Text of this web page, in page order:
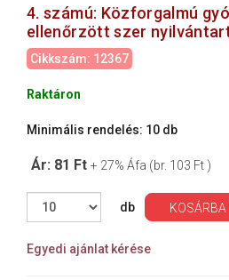
4. számú: Közforgalmú
ellenőrzött szer
Cikkszám: 12367
Raktáron
Minimális rendelés: 10 db
Ár: 81 Ft + 27% Áfa (br. 103 Ft )
db KOSÁRBA
Egyedi ajánlat kérése